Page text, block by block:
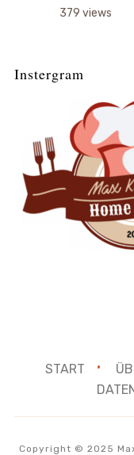
379 views
Instergram
START
Copyright © 2025